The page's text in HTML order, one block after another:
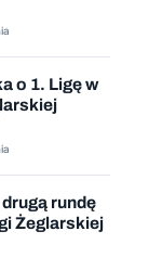
o 1. Ligę w
rundę
Żeglarskiej